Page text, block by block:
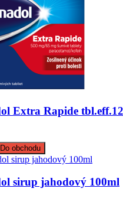
Extra Rapide
Do obchodu
sirup jahodový 100ml